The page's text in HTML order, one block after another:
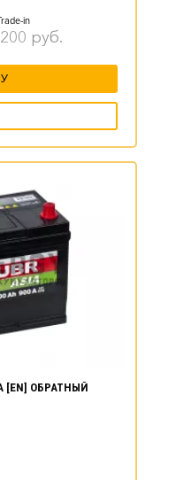
in
руб.
А [EN] ОБРАТНЫЙ